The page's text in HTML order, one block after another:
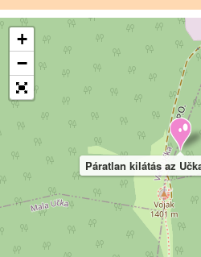
Páratlan kilátás az
+
−